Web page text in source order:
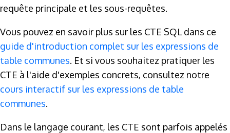
requête principale et les sous-requêtes.
Vous pouvez en savoir plus sur les CTE SQL dans ce
guide d'introduction complet sur les expressions de
table communes. Et si vous souhaitez pratiquer les
CTE à l'aide d'exemples concrets, consultez notre
cours interactif sur les expressions de table
communes.
Dans le langage courant, les CTE sont parfois appelés